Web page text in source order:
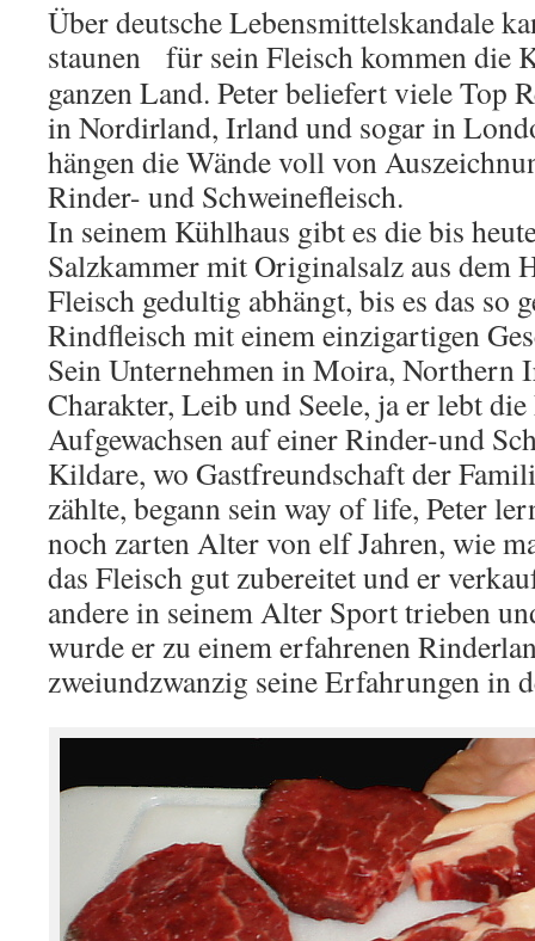
Über deutsche Lebensmittelskandale
staunen für sein Fleisch kommen die
ganzen Land. Peter beliefert viele Top
in Nordirland, Irland und sogar in
hängen die Wände voll von
Rinder- und Schweinefleisch.
In seinem Kühlhaus gibt es die bis
Salzkammer mit Originalsalz aus dem
Fleisch gedultig abhängt, bis es das so
Rindfleisch mit einem einzigartigen
Sein Unternehmen in Moira, Northern
Charakter, Leib und Seele, ja er lebt
Aufgewachsen auf einer Rinder-und
Kildare, wo Gastfreundschaft der
zählte, begann sein way of life, Peter
noch zarten Alter von elf Jahren, wie
das Fleisch gut zubereitet und er
andere in seinem Alter Sport trieben
wurde er zu einem erfahrenen
zweiundzwanzig seine Erfahrungen in